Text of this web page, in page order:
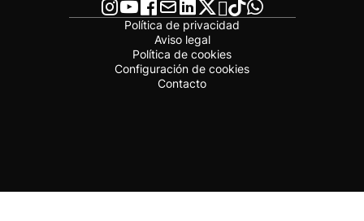
Política de privacidad
Aviso legal
Política de cookies
Configuración de cookies
Contacto